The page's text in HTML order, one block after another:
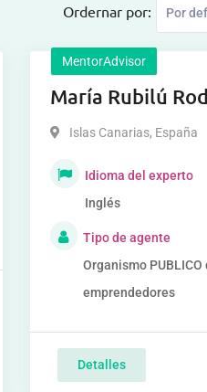
Ordernar por:
MentorAdvisor
María Rubilú
Islas Canarias, España
Idioma del experto
Inglés
Tipo de agente
Organismo PUBLICO
emprendedores
Detalles